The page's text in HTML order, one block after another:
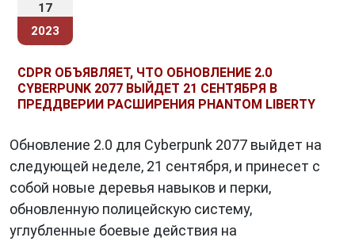
17
2023
CDPR ОБЪЯВЛЯЕТ, ЧТО ОБНОВЛЕНИЕ 2.0
CYBERPUNK 2077 ВЫЙДЕТ 21 СЕНТЯБРЯ В
ПРЕДДВЕРИИ РАСШИРЕНИЯ PHANTOM LIBERTY
Обновление 2.0 для Cyberpunk 2077 выйдет на
следующей неделе, 21 сентября, и принесет с
собой новые деревья навыков и перки,
обновленную полицейскую систему,
углубленные боевые действия на